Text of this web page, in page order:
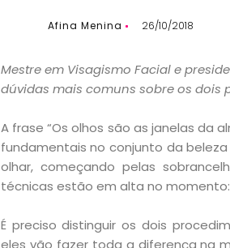
Afina Menina 26/10/2018
Mestre em Visagismo Facial e
dúvidas mais comuns sobre os dois
A frase “Os olhos são as janelas da
fundamentais no conjunto da
olhar, começando pelas
técnicas estão em alta no
É preciso distinguir os dois
eles vão fazer toda a diferença na